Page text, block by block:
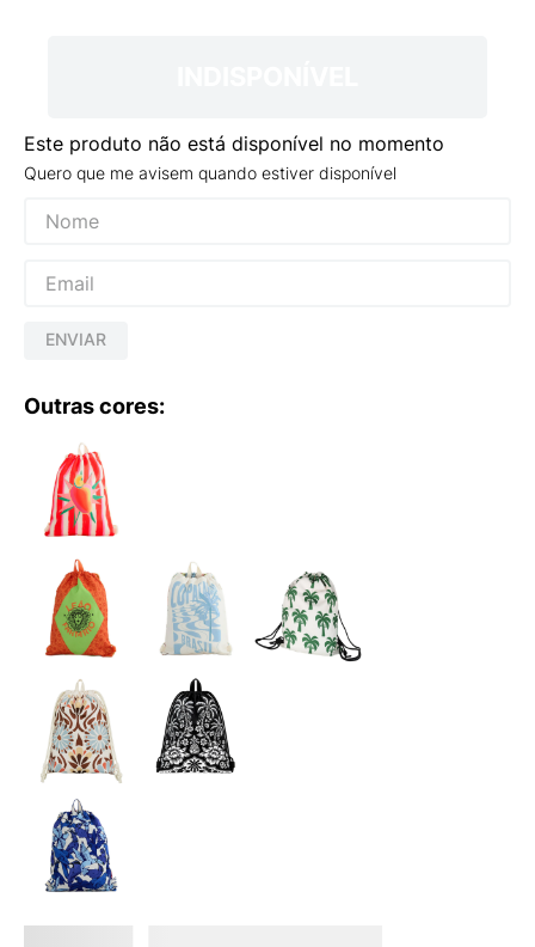
Este produto não está disponível no momento
Quero que me avisem quando estiver disponível
ENVIAR
Outras cores: